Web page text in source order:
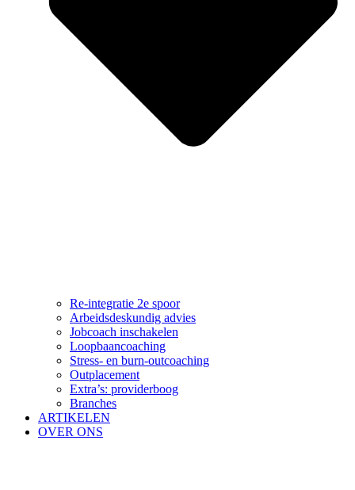
Re-integratie 2e spoor
Arbeidsdeskundig advies
Jobcoach inschakelen
Loopbaancoaching
Stress- en burn-outcoaching
Outplacement
Extra’s: providerboog
Branches
ARTIKELEN
OVER ONS